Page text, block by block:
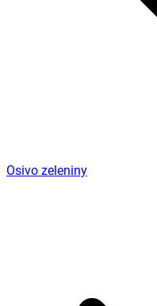
Osivo zeleniny